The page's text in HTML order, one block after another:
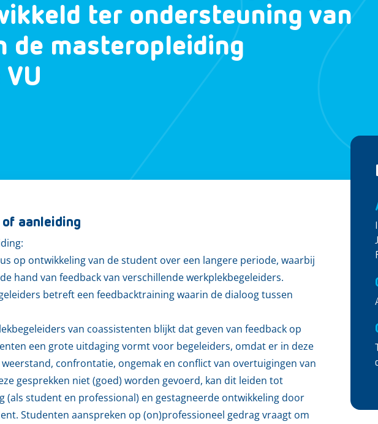
ter ondersteuning van
de masteropleiding
aanleiding
op ontwikkeling van de student over een langere periode, waarbij
hand van feedback van verschillende werkplekbegeleiders.
betreft een feedbacktraining waarin de dialoog tussen
van coassistenten blijkt dat geven van feedback op
een grote uitdaging vormt voor begeleiders, omdat er in deze
confrontatie, ongemak en conflict van overtuigingen van
gesprekken niet (goed) worden gevoerd, kan dit leiden tot
student en professional) en gestagneerde ontwikkeling door
Studenten aanspreken op (on)professioneel gedrag vraagt om